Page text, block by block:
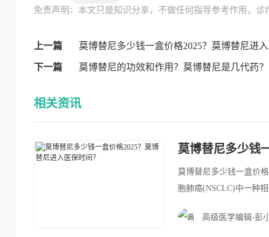
免责声明：本文只是知识分享，不做任何指导参考作用，诊
上一篇 莫博替尼多少钱一盒价格2025？莫博替尼进入
下一篇 莫博替尼的功效和作用？莫博替尼是几代药？
相关资讯
莫博替尼多少钱
莫博替尼多少钱一盒价
胞肺癌(NSCLC)中一种
种口服酪氨酸激酶抑制
高级医学编辑-彭